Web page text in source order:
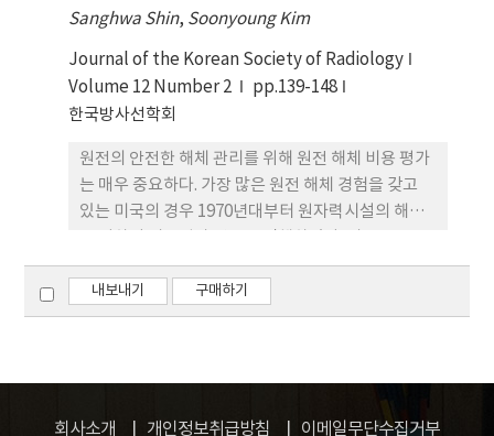
Sanghwa Shin, Soonyoung Kim
Journal of the Korean Society of Radiology
Volume 12 Number 2
pp.139-148
한국방사선학회
원전의 안전한 해체 관리를 위해 원전 해체 비용 평가
는 매우 중요하다. 가장 많은 원전 해체 경험을 갖고
있는 미국의 경우 1970년대부터 원자력시설의 해체
다양한 로형 및 원자력시설에 대한 해체 기술, 안전성
및 비용에 대한 연구를 수행하였다. 전체 해체 비용에
서 운영허가종료비용이 가장 큰 비중을 차지하며, 그
가 제일 큰 비중을 차지하며 사용후핵연료관리, 부지
복원 순으로 평가되었다. 즉시해체의 경우 지연해체
내보내기 구매하기
회사소개 개인정보취급방침 이메일무단수집거부